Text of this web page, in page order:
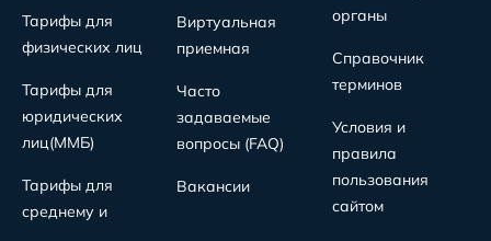
Тарифы для
физических лиц
Тарифы для
юридических
лиц(MMБ)
Тарифы для
среднему и
Виртуальная
приемная
Часто
задаваемые
вопросы (FAQ)
Вакансии
органы
Справочник
терминов
Условия и
правила
пользования
сайтом